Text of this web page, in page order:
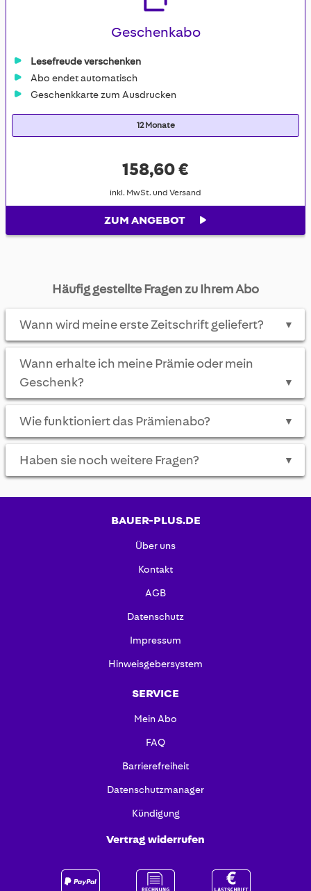
Geschenkabo
Lesefreude verschenken
Abo endet automatisch
Geschenkkarte zum Ausdrucken
12 Monate
158,60 €
inkl. MwSt. und Versand
ZUM ANGEBOT
Häufig gestellte Fragen zu Ihrem Abo
Wann wird meine erste Zeitschrift geliefert? ▼
Wann erhalte ich meine Prämie oder mein
Geschenk?
▼
Wie funktioniert das Prämienabo? ▼
Haben sie noch weitere Fragen? ▼
BAUER-PLUS.DE
Über uns
Kontakt
AGB
Datenschutz
Impressum
Hinweisgebersystem
SERVICE
Mein Abo
FAQ
Barrierefreiheit
Datenschutzmanager
Kündigung
Vertrag widerrufen